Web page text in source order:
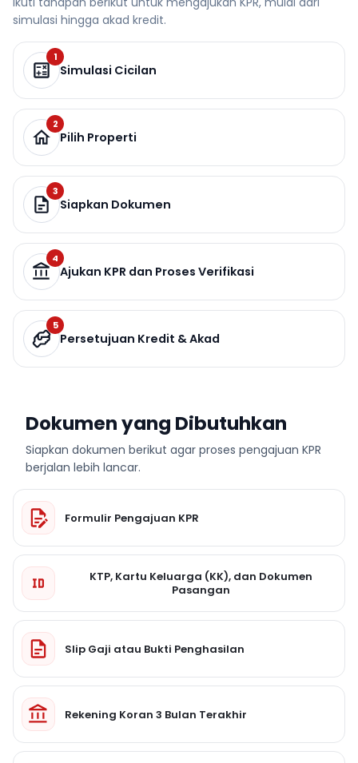
simulasi hingga akad kredit.
1
Simulasi Cicilan
2
Pilih Properti
3
Siapkan Dokumen
4
Ajukan KPR dan Proses Verifikasi
5
Persetujuan Kredit & Akad
Dokumen yang Dibutuhkan
Siapkan dokumen berikut agar proses pengajuan KPR
berjalan lebih lancar.
Formulir Pengajuan KPR
KTP, Kartu Keluarga (KK), dan Dokumen
Pasangan
Slip Gaji atau Bukti Penghasilan
Rekening Koran 3 Bulan Terakhir